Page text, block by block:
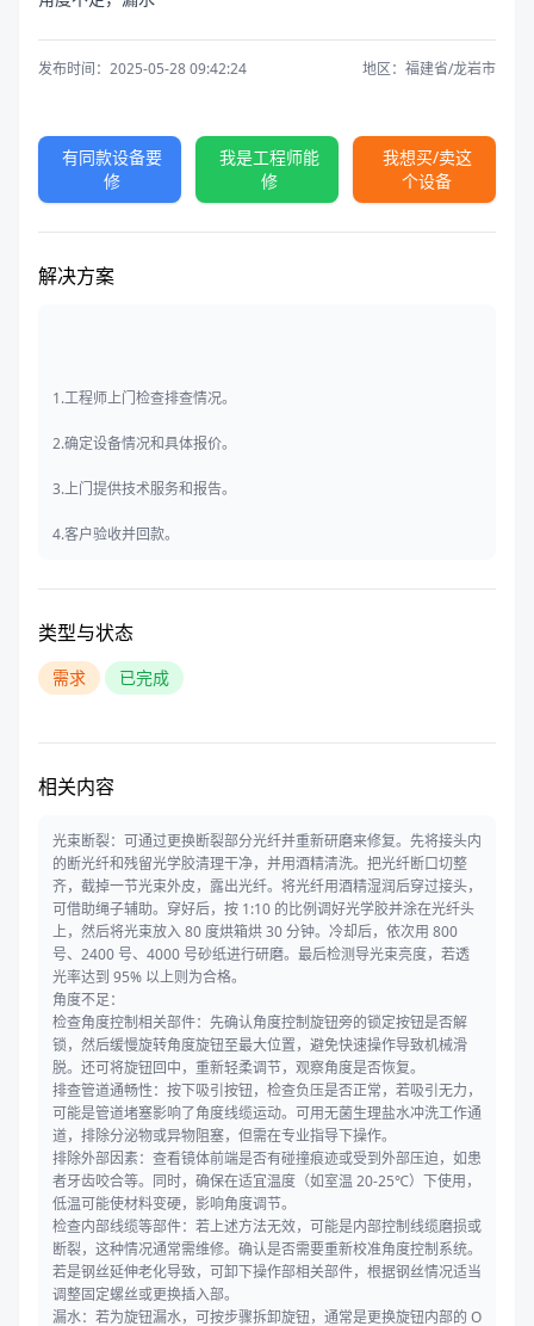
发布时间：2025-05-28 09:42:24 地区：福建省/龙岩市
有同款设备要
修
我是工程师能
修
我想买/卖这
个设备
解决方案
1.工程师上门检查排查情况。
2.确定设备情况和具体报价。
3.上门提供技术服务和报告。
4.客户验收并回款。
类型与状态
需求 已完成
相关内容
光束断裂：可通过更换断裂部分光纤并重新研磨来修复。先将接头内
的断光纤和残留光学胶清理干净，并用酒精清洗。把光纤断口切整
齐，截掉一节光束外皮，露出光纤。将光纤用酒精湿润后穿过接头，
可借助绳子辅助。穿好后，按 1:10 的比例调好光学胶并涂在光纤头
上，然后将光束放入 80 度烘箱烘 30 分钟。冷却后，依次用 800
号、2400 号、4000 号砂纸进行研磨。最后检测导光束亮度，若透
光率达到 95% 以上则为合格。
角度不足：
检查角度控制相关部件：先确认角度控制旋钮旁的锁定按钮是否解
锁，然后缓慢旋转角度旋钮至最大位置，避免快速操作导致机械滑
脱。还可将旋钮回中，重新轻柔调节，观察角度是否恢复。
排查管道通畅性：按下吸引按钮，检查负压是否正常，若吸引无力，
可能是管道堵塞影响了角度线缆运动。可用无菌生理盐水冲洗工作通
道，排除分泌物或异物阻塞，但需在专业指导下操作。
排除外部因素：查看镜体前端是否有碰撞痕迹或受到外部压迫，如患
者牙齿咬合等。同时，确保在适宜温度（如室温 20-25℃）下使用，
低温可能使材料变硬，影响角度调节。
检查内部线缆等部件：若上述方法无效，可能是内部控制线缆磨损或
断裂，这种情况通常需维修。确认是否需要重新校准角度控制系统。
若是钢丝延伸老化导致，可卸下操作部相关部件，根据钢丝情况适当
调整固定螺丝或更换插入部。
漏水：若为旋钮漏水，可按步骤拆卸旋钮，通常是更换旋钮内部的 O